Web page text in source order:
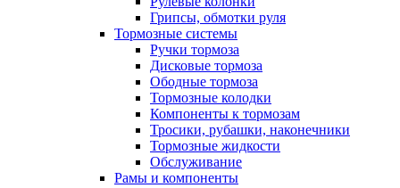
Грипсы, обмотки руля
Тормозные системы
Ручки тормоза
Дисковые тормоза
Ободные тормоза
Тормозные колодки
Компоненты к тормозам
Тросики, рубашки, наконечники
Тормозные жидкости
Обслуживание
Рамы и компоненты